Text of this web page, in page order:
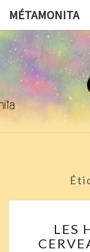
MÉTAMONITA
LES